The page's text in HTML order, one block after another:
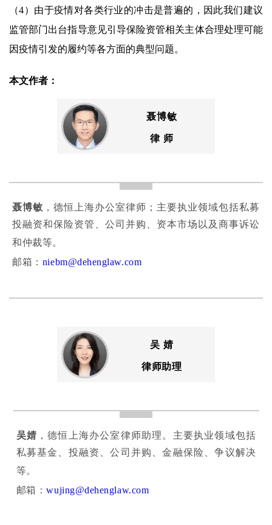
（4）由于疫情对各类行业的冲击是普遍的，因此我们建议
监管部门出台指导意见引导保险资管相关主体合理处理可能
因疫情引发的履约等各方面的典型问题。
本文作者：
聂博敏
律 师
聂博敏 ，德恒上海办公室律师；主要执业领域包括私募
投融资和保险资管、公司并购、资本市场以及商事诉讼
和仲裁等。
邮箱： niebm@dehenglaw.com
吴 婧
律师助理
吴婧，德恒上海办公室律师助理。主要执业领域包括
私募基金、投融资、公司并购、金融保险、争议解决
等。
邮箱：wujing@dehenglaw.com